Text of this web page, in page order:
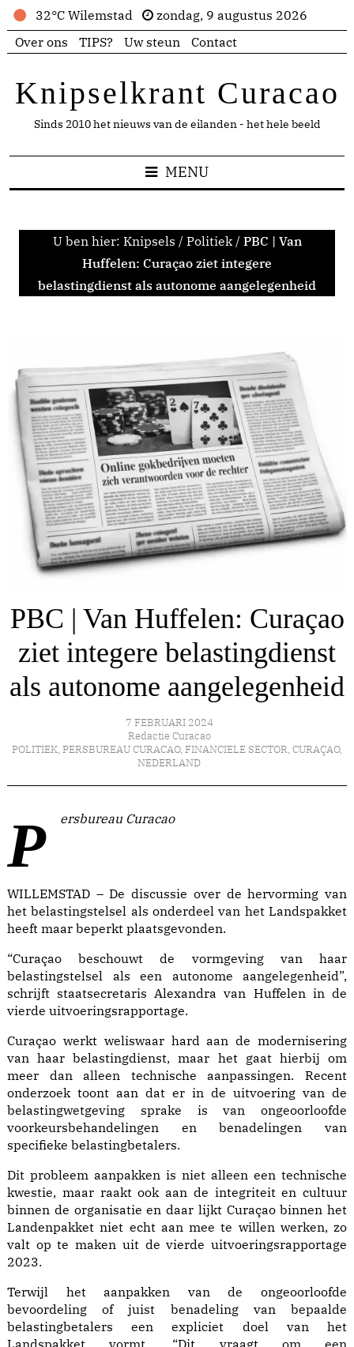
32°C Wilemstad
zondag, 9 augustus 2026
Over ons
TIPS? Uw steun Contact
Knipselkrant Curacao
Sinds 2010 het nieuws van de eilanden - het hele beeld
MENU
U ben hier: Knipsels / Politiek / PBC | Van
Huffelen: Curaçao ziet integere
belastingdienst als autonome aangelegenheid
PBC | Van Huffelen: Curaçao
ziet integere belastingdienst
als autonome aangelegenheid
7 FEBRUARI 2024
Redactie Curacao
POLITIEK, PERSBUREAU CURACAO, FINANCIELE SECTOR, CURAÇAO,
NEDERLAND
Persbureau Curacao
WILLEMSTAD – De discussie over de hervorming van
het belastingstelsel als onderdeel van het Landspakket
heeft maar beperkt plaatsgevonden.
“Curaçao beschouwt de vormgeving van haar
belastingstelsel als een autonome aangelegenheid”,
schrijft staatsecretaris Alexandra van Huffelen in de
vierde uitvoeringsrapportage.
Curaçao werkt weliswaar hard aan de modernisering
van haar belastingdienst, maar het gaat hierbij om
meer dan alleen technische aanpassingen. Recent
onderzoek toont aan dat er in de uitvoering van de
belastingwetgeving sprake is van ongeoorloofde
voorkeursbehandelingen en benadelingen van
specifieke belastingbetalers.
Dit probleem aanpakken is niet alleen een technische
kwestie, maar raakt ook aan de integriteit en cultuur
binnen de organisatie en daar lijkt Curaçao binnen het
Landenpakket niet echt aan mee te willen werken, zo
valt op te maken uit de vierde uitvoeringsrapportage
2023.
Terwijl het aanpakken van de ongeoorloofde
bevoordeling of juist benadeling van bepaalde
belastingbetalers een expliciet doel van het